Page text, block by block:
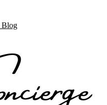
Blog